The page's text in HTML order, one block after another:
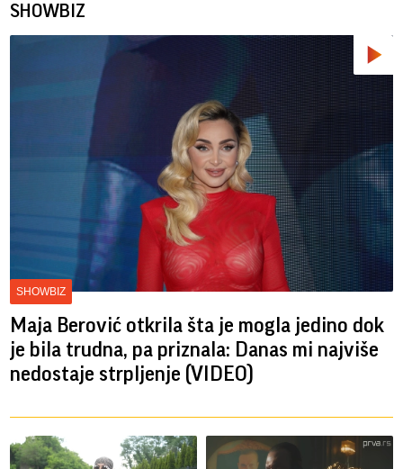
SHOWBIZ
SHOWBIZ
Maja Berović otkrila šta je mogla jedino dok
je bila trudna, pa priznala: Danas mi najviše
nedostaje strpljenje (VIDEO)